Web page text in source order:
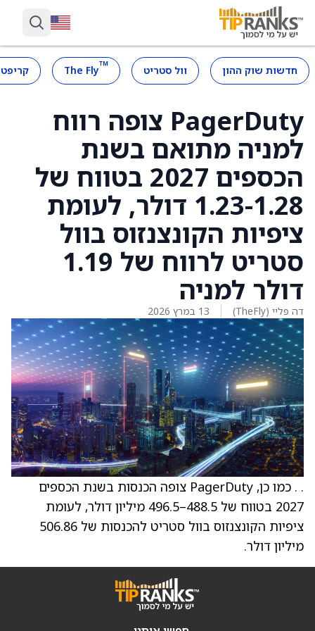
חדשות שוק ההון וול סטריט ™
The Fly
PagerDuty צופה רווח
למניה מתואם בשנת
הכספים 2027 בטווח של
1.23-1.28 דולר, לעומת
ציפיות הקונצנזוס בוול
סטריט לרווח של 1.19
דולר למניה
דה פליי (TheFly) 13 במרץ 2026
. . כמו כן, PagerDuty צופה הכנסות בשנת הכספים
2027 בטווח של 488.5–496.5 מיליון דולר, לעומת
ציפיות הקונצנזוס בוול סטריט להכנסות של 506.86
מיליון דולר.